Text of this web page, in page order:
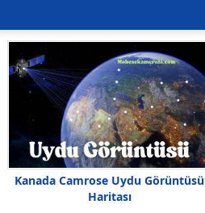
Kanada Camrose Uydu Görüntüsü
Haritası